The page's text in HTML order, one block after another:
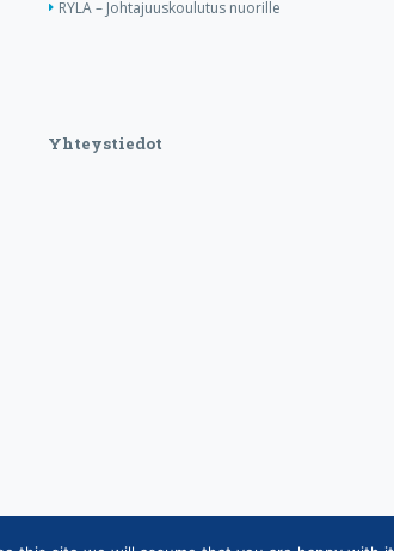
RYLA – Johtajuuskoulutus nuorille
Yhteystiedot